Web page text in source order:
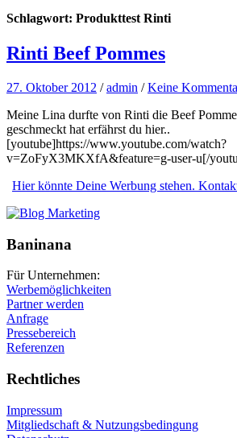
Schlagwort: Produkttest Rinti
Rinti Beef Pommes
27. Oktober 2012 /admin /Keine
Meine Lina durfte von Rinti die Beef
geschmeckt hat erfährst du hier..
[youtube]https://www.youtube.com/watch?
v=ZoFyX3MKXfA&feature=g-user-u[/
Hier könnte Deine Werbung stehen.
Baninana
Für Unternehmen:
Werbemöglichkeiten
Partner werden
Anfrage
Pressebereich
Referenzen
Rechtliches
Impressum
Mitgliedschaft & Nutzungsbedingung